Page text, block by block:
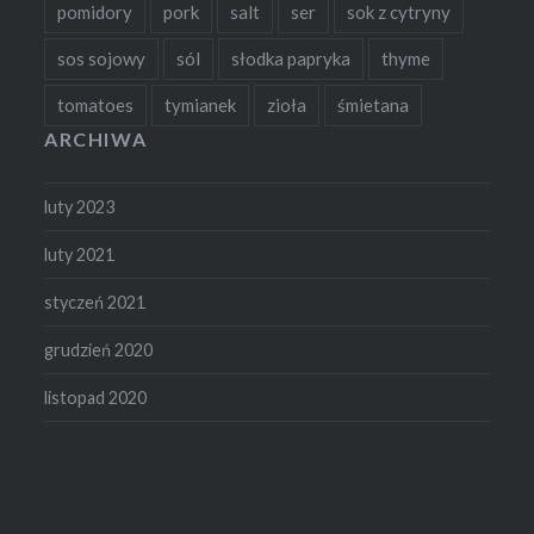
pomidory pork salt ser sok z cytryny
sos sojowy sól słodka papryka thyme
tomatoes tymianek zioła śmietana
ARCHIWA
luty 2023
luty 2021
styczeń 2021
grudzień 2020
listopad 2020